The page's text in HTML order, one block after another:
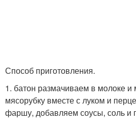
Способ приготовления.
1. батон размачиваем в молоке
мясорубку вместе с луком и
фаршу, добавляем соусы, соль и